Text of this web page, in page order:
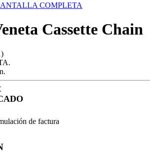
COMPLETA
Cassette Chain
de factura